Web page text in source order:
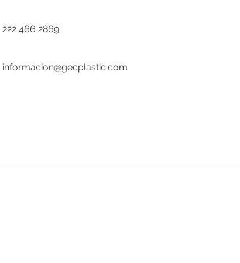
222 466 2869
informacion@gecplastic.com